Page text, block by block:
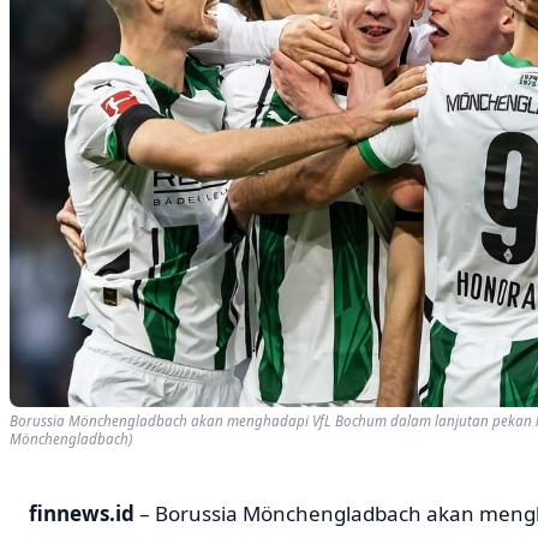
Borussia Mönchengladbach akan menghadapi VfL Bochum dalam lanjutan pekan
Mönchengladbach)
finnews.id – Borussia Mönchengladbach akan